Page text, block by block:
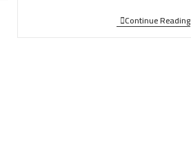
Continue Reading